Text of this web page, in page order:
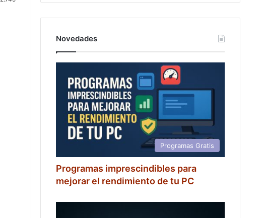
Novedades
Programas Gratis
Programas imprescindibles para
mejorar el rendimiento de tu PC